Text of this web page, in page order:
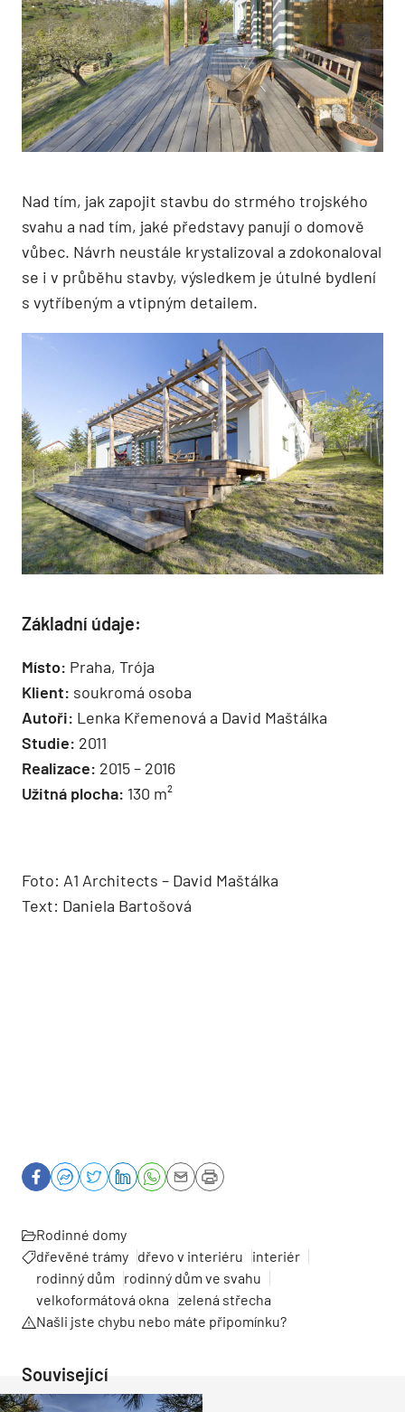
Nad tím, jak zapojit stavbu do strmého trojského
svahu a nad tím, jaké představy panují o domově
vůbec. Návrh neustále krystalizoval a zdokonaloval
se i v průběhu stavby, výsledkem je útulné bydlení
s vytříbeným a vtipným detailem.
Základní údaje:
Místo: Praha, Trója
Klient: soukromá osoba
Autoři: Lenka Křemenová a David Maštálka
Studie: 2011
Realizace: 2015 – 2016
Užitná plocha: 130 m²
Foto: A1 Architects – David Maštálka
Text: Daniela Bartošová
Rodinné domy
dřevěné trámy dřevo v interiéru
interiér
rodinný dům
rodinný dům ve svahu
velkoformátová okna zelená střecha
Našli jste chybu nebo máte připomínku?
Související